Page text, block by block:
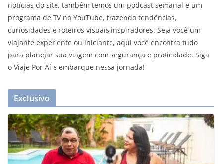
notícias do site, também temos um podcast semanal e um
programa de TV no YouTube, trazendo tendências,
curiosidades e roteiros visuais inspiradores. Seja você um
viajante experiente ou iniciante, aqui você encontra tudo
para planejar sua viagem com segurança e praticidade. Siga
o Viaje Por Aí e embarque nessa jornada!
Exclusivo